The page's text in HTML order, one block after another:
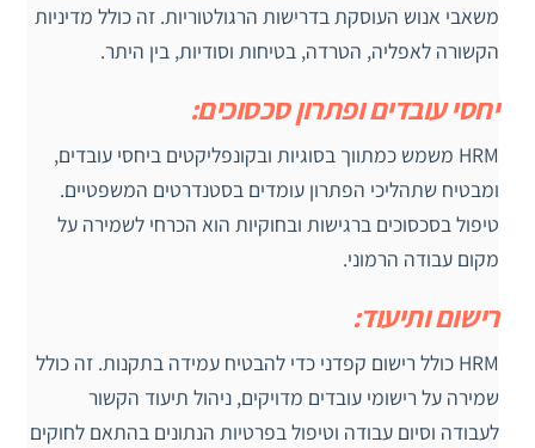
משאבי אנוש העוסקת בדרישות הרגולטוריות. זה כולל מדיניות
הקשורה לאפליה, הטרדה, בטיחות וסודיות, בין היתר.
יחסי עובדים ופתרון סכסוכים:
HRM משמש כמתווך בסוגיות ובקונפליקטים ביחסי עובדים,
ומבטיח שתהליכי הפתרון עומדים בסטנדרטים המשפטיים.
טיפול בסכסוכים ברגישות ובחוקיות הוא הכרחי לשמירה על
מקום עבודה הרמוני.
רישום ותיעוד:
HRM כולל רישום קפדני כדי להבטיח עמידה בתקנות. זה כולל
שמירה על רישומי עובדים מדויקים, ניהול תיעוד הקשור
לעבודה וסיום עבודה וטיפול בפרטיות הנתונים בהתאם לחוקים